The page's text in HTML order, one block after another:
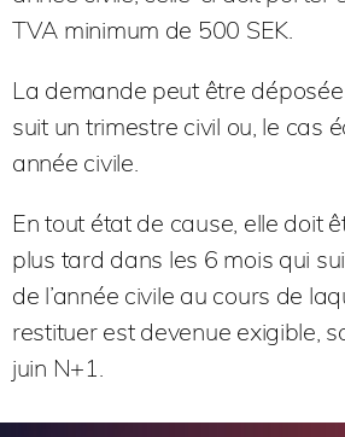
TVA minimum de 500 SEK.
La demande peut être
suit un trimestre civil ou, le cas
année civile.
En tout état de cause, elle doit
plus tard dans les 6 mois qui
de l’année civile au cours de
restituer est devenue exigible,
juin N+1.